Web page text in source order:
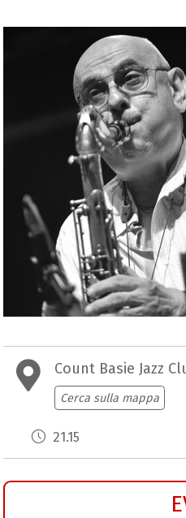
Count Basie Jazz
Cerca sulla mappa
21.15